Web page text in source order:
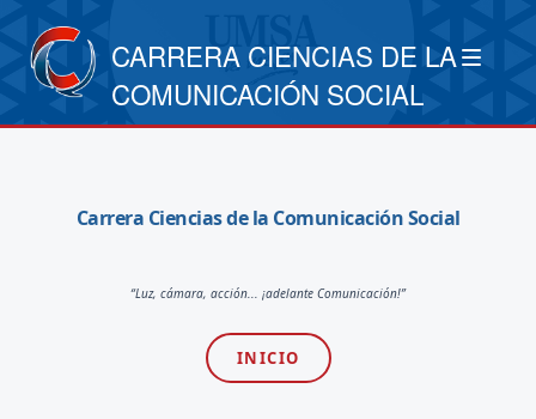
CARRERA CIENCIAS DE LA
COMUNICACIÓN SOCIAL
Carrera Ciencias de la Comunicación Social
“Luz, cámara, acción... ¡adelante Comunicación!”
INICIO